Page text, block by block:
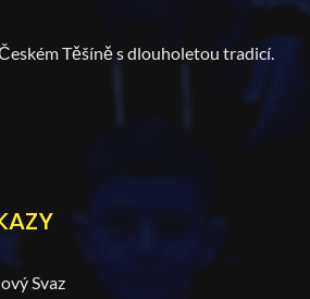
Těšíně s dlouholetou tradicí.
Svaz